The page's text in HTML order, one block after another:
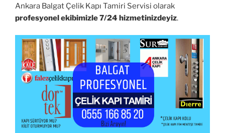
Ankara Balgat Çelik Kapı Tamiri Servisi olarak
profesyonel ekibimizle 7/24 hizmetinizdeyiz.